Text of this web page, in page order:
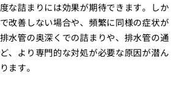
な詰まりには効果が期待できます。しか
改善しない場合や、頻繁に同様の症状が
水管の奥深くでの詰まりや、排水管の通
、より専門的な対処が必要な原因が潜ん
ます。